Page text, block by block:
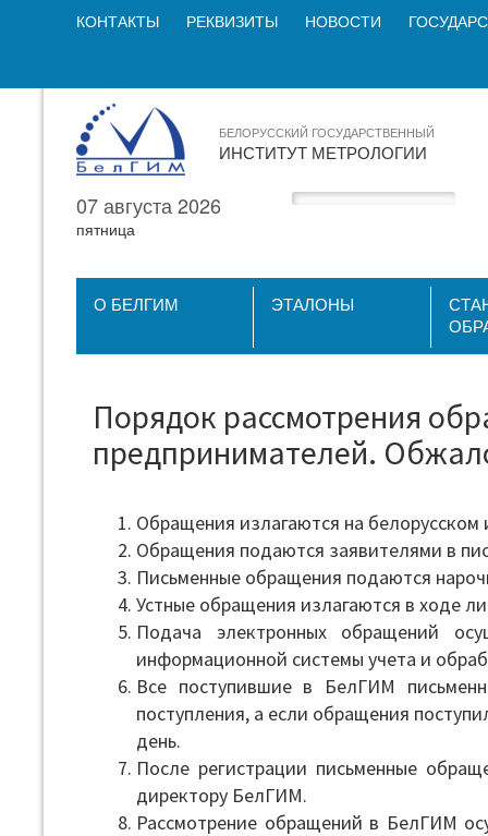
КОНТАКТЫ РЕКВИЗИТЫ НОВОСТИ
БЕЛОРУССКИЙ ГОСУДАРСТВЕННЫЙ
ИНСТИТУТ МЕТРОЛОГИИ
07 августа 2026
пятница
О БЕЛГИМ ЭТАЛОНЫ
Порядок рассмотрения
предпринимателей.
Обращения излагаются на белорусском
Обращения подаются заявителями в
Письменные обращения подаются
Устные обращения излагаются в ходе
Подача электронных обращений
информационной системы учета и
Все поступившие в БелГИМ
поступления, а если обращения
день.
После регистрации письменные
директору БелГИМ.
Рассмотрение обращений в БелГИМ